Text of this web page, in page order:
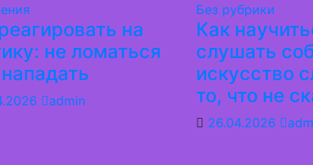
на
не ломаться
admin
Без рубрики
Как
слушать
искусство
то, что не
26.04.2026